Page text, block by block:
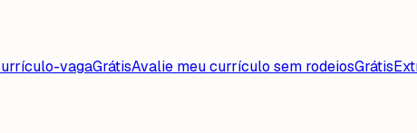
vagaGrátisAvalie meu currículo sem rodeiosGrátis